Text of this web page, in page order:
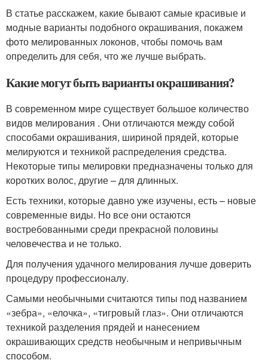
В статье расскажем, какие бывают самые красивые и
модные варианты подобного окрашивания, покажем
фото мелированных локонов, чтобы помочь вам
определить для себя, что же лучше выбрать.
Какие могут быть варианты окрашивания?
В современном мире существует большое количество
видов мелирования . Они отличаются между собой
способами окрашивания, шириной прядей, которые
мелируются и техникой распределения средства.
Некоторые типы мелировки предназначены только для
коротких волос, другие – для длинных.
Есть техники, которые давно уже изучены, есть – новые
современные виды. Но все они остаются
востребованными среди прекрасной половины
человечества и не только.
Для получения удачного мелирования лучше доверить
процедуру профессионалу.
Самыми необычными считаются типы под названием
«зебра», «елочка», «тигровый глаз». Они отличаются
техникой разделения прядей и нанесением
окрашивающих средств необычным и непривычным
способом.